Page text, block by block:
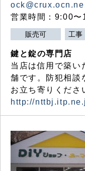
営業時間：9:00
販売可 工事
鍵と錠の専門店
当店は信用で築い
舗です。防犯相談
お立ち寄りくださ
http://